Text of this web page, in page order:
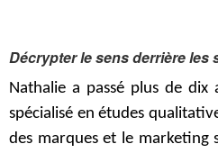
Décrypter le sens derrière les
Nathalie a passé plus de dix
spécialisé en études
des marques et le marketing